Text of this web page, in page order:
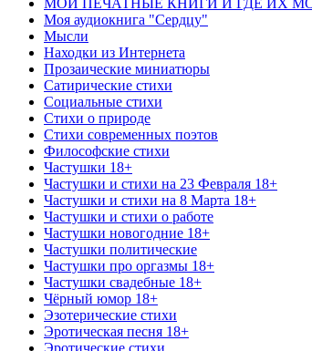
МОИ ПЕЧАТНЫЕ КНИГИ И ГДЕ ИХ
Моя аудиокнига "Сердцу"
Мысли
Находки из Интернета
Прозаические миниатюры
Сатирические стихи
Социальные стихи
Стихи о природе
Стихи современных поэтов
Философские стихи
Частушки 18+
Частушки и стихи на 23 Февраля 18+
Частушки и стихи на 8 Марта 18+
Частушки и стихи о работе
Частушки новогодние 18+
Частушки политические
Частушки про оргазмы 18+
Частушки свадебные 18+
Чёрный юмор 18+
Эзотерические стихи
Эротическая песня 18+
Эротические стихи